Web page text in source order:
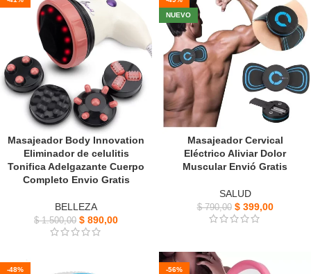
Masajeador Body Innovation
Eliminador de celulitis
Tonifica Adelgazante Cuerpo
Completo Envio Gratis
BELLEZA
$1.500,00 $ 890,00
NUEVO
Masajeador Cervical
Eléctrico Aliviar Dolor
Muscular Envió Gratis
SALUD
$790,00 $399,00
-48%
-56%